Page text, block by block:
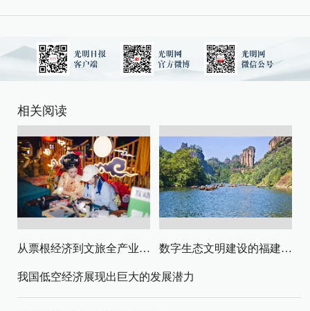
相关阅读
从票根经济到文旅全产业链升级 数字生态文明建设的福建路径与启示
我国低空经济展现出巨大的发展潜力